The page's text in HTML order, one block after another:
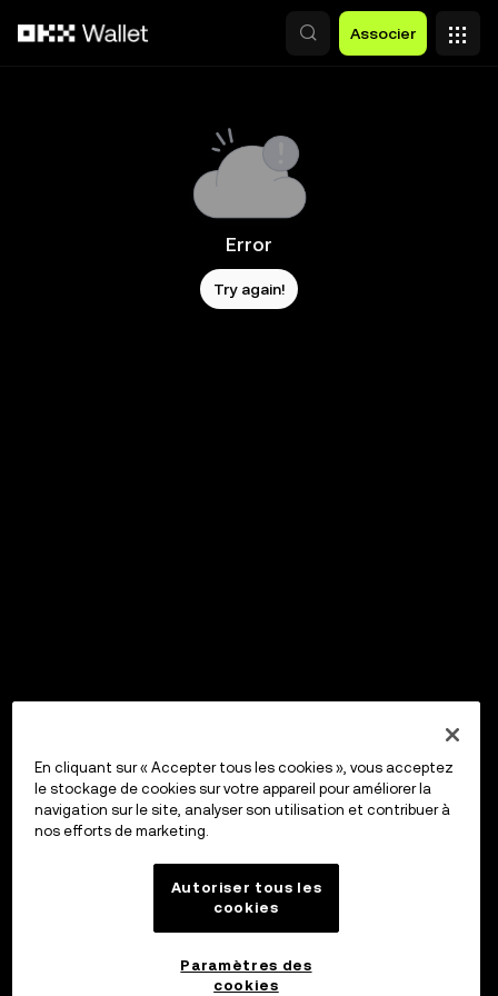
Associer
Error
Try again!
En cliquant sur « Accepter tous les cookies », vous acceptez
le stockage de cookies sur votre appareil pour améliorer la
navigation sur le site, analyser son utilisation et contribuer à
nos efforts de marketing.
Autoriser tous les
cookies
Paramètres des
cookies